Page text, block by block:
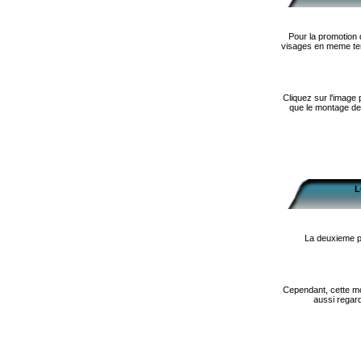
Pour la promotion
visages en meme
Cliquez sur l'image
que le montage
La deuxieme
Cependant, cette
aussi